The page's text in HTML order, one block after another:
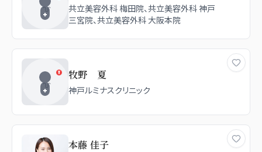
共立美容外科 梅田院、共立美容外科 神戸
三宮院、共立美容外科 大阪本院
牧野 夏
神戸ルミナスクリニック
本藤 佳子